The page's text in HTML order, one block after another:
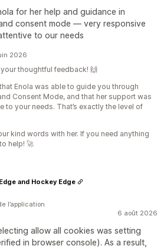
for her help and guidance in
consent mode — very responsive
to our needs
2026
thoughtful feedback! 🙌
Enola was able to guide you through
Consent Mode, and that her support was
to your needs. That’s exactly the level of
kind words with her. If you need anything
help! 🚀
6 août 2026
allow all cookies was setting
in browser console). As a result,
and Hockey Edge
l’application